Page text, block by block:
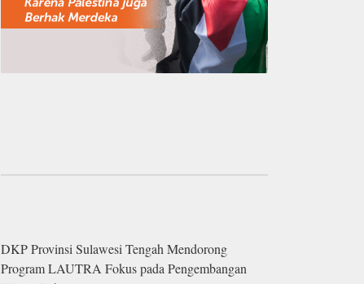
DKP Provinsi Sulawesi Tengah Mendorong
Program LAUTRA Fokus pada Pengembangan